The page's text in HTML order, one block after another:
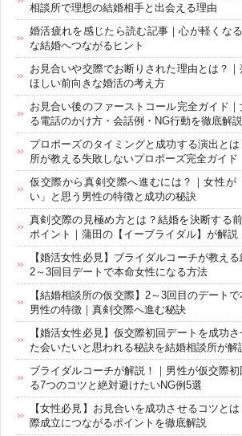
相談所で理想の結婚相手と出会える理由
婚活疲れを感じたら読む記事｜心が軽くな
な結婚へつながるヒント
お見合いや交際でお断りされた理由とは？
ほしい前向きな婚活の考え方
お見合い後のファーストコール完全ガイド
る電話のかけ方・会話例・NG行動を徹底解説
プロポーズのタイミングと成功する演出と
所が教える失敗しないプロポーズ完全ガイド
仮交際から真剣交際へ進むには？｜女性が
い」と思う男性の特徴と成功の秘訣
真剣交際の見極め方とは？結婚を決断する
ポイント｜蒲田の【イーブライダル】が解説
【婚活女性必見】ブライダルコーチが教え
2～3回目デートで本命女性になる方法
【結婚相談所の仮交際】2～3回目のデート
男性の特徴｜真剣交際へ進む秘訣
【婚活女性必見】仮交際初回デートを成功
た会いたいと思われる秘訣を結婚相談所が解
ブライダルコーチが解説！｜男性が仮交際
る7つのコツと絶対避けたいNG例5選
【女性必見】お見合いを成功させるコツと
際成立につながるポイントを徹底解説